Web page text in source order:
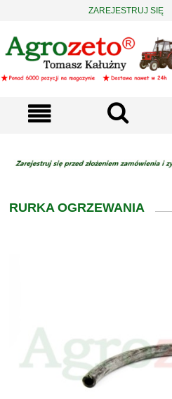
ZAREJESTRUJ SIĘ
RURKA OGRZEWANIA